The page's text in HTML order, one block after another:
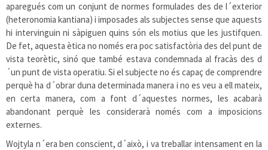
aparegués com un conjunt de normes formulades des de l´exterior
(heteronomia kantiana) i imposades als subjectes sense que aquests
hi intervinguin ni sàpiguen quins són els motius que les justifquen.
De fet, aquesta ètica no només era poc satisfactòria des del punt de
vista teorètic, sinó que també estava condemnada al fracàs des d
´un punt de vista operatiu. Si el subjecte no és capaç de comprendre
perquè ha d´obrar duna determinada manera i no es veu a ell mateix,
en certa manera, com a font d´aquestes normes, les acabarà
abandonant perquè les considerarà només com a imposicions
externes.
Wojtyla n´era ben conscient, d´això, i va treballar intensament en la